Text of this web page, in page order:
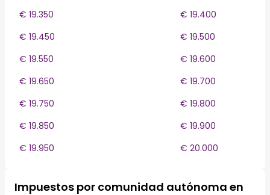
€ 19.350
€ 19.400
€ 19.450
€ 19.500
€ 19.550
€ 19.600
€ 19.650
€ 19.700
€ 19.750
€ 19.800
€ 19.850
€ 19.900
€ 19.950
€ 20.000
Impuestos por comunidad autónoma en